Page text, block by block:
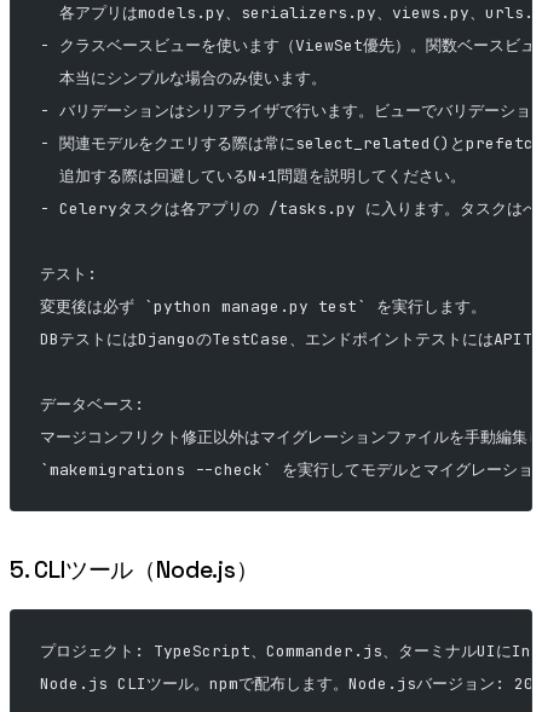
各アプリはmodels.py、serializers.py、views.py、
- クラスベースビューを使います（ViewSet優先）。関数ベースビュ
  本当にシンプルな場合のみ使います。
- バリデーションはシリアライザで行います。ビューでバリデーショ
- 関連モデルをクエリする際は常にselect_related()と
  追加する際は回避しているN+1問題を説明してください。
- Celeryタスクは各アプリの /tasks.py に入ります。タスクはべ
テスト:
変更後は必ず `python manage.py test` を実行します。
DBテストにはDjangoのTestCase、エンドポイントテストには
データベース:
マージコンフリクト修正以外はマイグレーションファイルを手動編集
`makemigrations --check` を実行してモデルとマイグレーション
5. CLIツール（Node.js）
プロジェクト: TypeScript、Commander.js、ターミナルUIにInk
Node.js CLIツール。npmで配布します。Node.jsバージョン: 20